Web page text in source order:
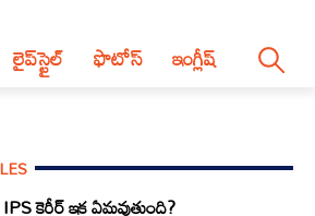
లైప్‌స్టైల్‌ ఫొటోస్ ఇంగ్లీష్
కెరీర్ ఇక ఏమవుతుంది?